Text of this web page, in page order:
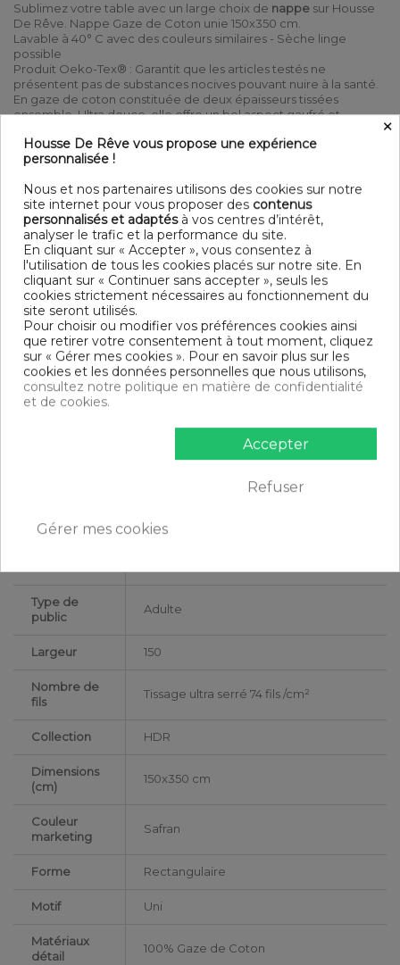
Sublimez votre table avec un large choix de nappe sur Housse
De Rêve. Nappe Gaze de Coton unie 150x350 cm.
Lavable à 40° C avec des couleurs similaires - Sèche linge
possible
Produit Oeko-Tex® : Garantit que les articles testés ne
présentent pas de substances nocives pouvant nuire à la santé.
En gaze de coton constituée de deux épaisseurs tissées
ensemble. Ultra douce, elle offre un bel aspect gaufré et
de coton nous enveloppe dans la douceur des langes.
DÉTAIL
Matière : 100% gaze de coton
125 gr/m²
Couleur : Uni
Entretien : Lavable à 40° C avec des couleurs similaires -
Sèche linge possible
Finition : Ourlet simple
Modèle : Safran
Tissage ultra serré 74 fils /cm²
1 Nappe 100% gaze de coton 150x350 cm
DESCRIPTIF TECHNIQUE
Type de
public
Adulte
Largeur 150
Nombre de
fils
Tissage ultra serré 74 fils /cm²
Collection HDR
Dimensions
(cm)
150x350 cm
Couleur
marketing
Safran
Forme Rectangulaire
Motif Uni
Matériaux
détail
100% Gaze de Coton
×
Housse De Rêve vous propose une expérience
personnalisée !
Nous et nos partenaires utilisons des cookies sur notre
site internet pour vous proposer des contenus
personnalisés et adaptésà vos centres d’intérêt,
analyser le trafic et la performance du site.
En cliquant sur « Accepter », vous consentez à
l'utilisation de tous les cookies placés sur notre site. En
cliquant sur « Continuer sans accepter », seuls les
cookies strictement nécessaires au fonctionnement du
site seront utilisés.
Pour choisir ou modifier vos préférences cookies ainsi
que retirer votre consentement à tout moment, cliquez
sur « Gérer mes cookies ». Pour en savoir plus sur les
cookies et les données personnelles que nous utilisons,
consultez notre politique en matière de confidentialité
et de cookies.
Accepter
Refuser
Gérer mes cookies